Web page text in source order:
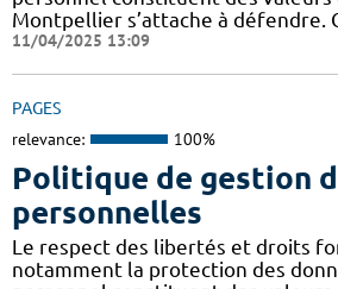
Montpellier s’attache à défendre.
11/04/2025 13:09
PAGES
relevance: 100%
Politique de gestion
personnelles
Le respect des libertés et droits
notamment la protection des